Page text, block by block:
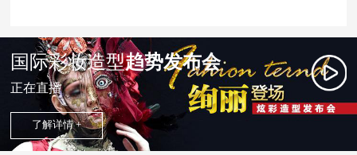
国际彩妆造型趋势发布会
正在直播
了解详情 +